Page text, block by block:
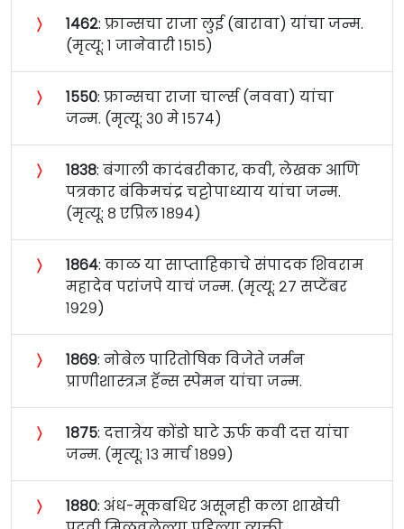
〉 १४६२: फ्रान्सचा राजा लुई (बारावा) यांचा जन्म.
(मृत्यू: १ जानेवारी १५१५)
〉 १५५०: फ्रान्सचा राजा चार्ल्स (नववा) यांचा
जन्म. (मृत्यू: ३० मे १५७४)
〉 १८३८: बंगाली कादंबरीकार, कवी, लेखक आणि
पत्रकार बंकिमचंद्र चट्टोपाध्याय यांचा जन्म.
(मृत्यू: ८ एप्रिल १८९४)
〉 १८६४: काळ या साप्ताहिकाचे संपादक शिवराम
महादेव परांजपे याचं जन्म. (मृत्यू: २७ सप्टेंबर
१९२९)
〉 १८६९: नोबेल पारितोषिक विजेते जर्मन
प्राणीशास्त्रज्ञ हॅन्स स्पेमन यांचा जन्म.
〉 १८७५: दत्तात्रेय कोंडो घाटे ऊर्फ कवी दत्त यांचा
जन्म. (मृत्यू: १३ मार्च १८९९)
〉 १८८०: अंध-मूकबधिर असूनही कला शाखेची